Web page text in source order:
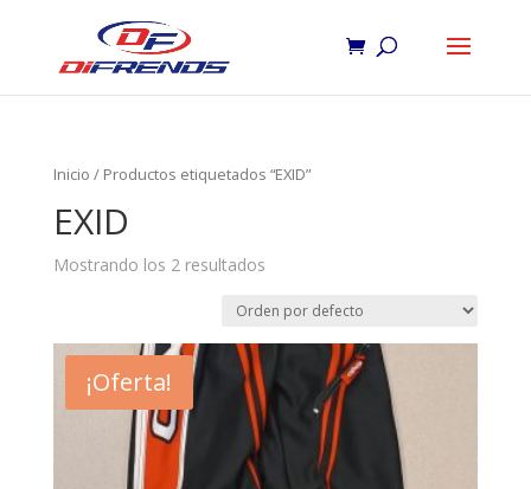
Inicio / Productos etiquetados “EXID”
EXID
Mostrando los 2 resultados
¡Oferta!